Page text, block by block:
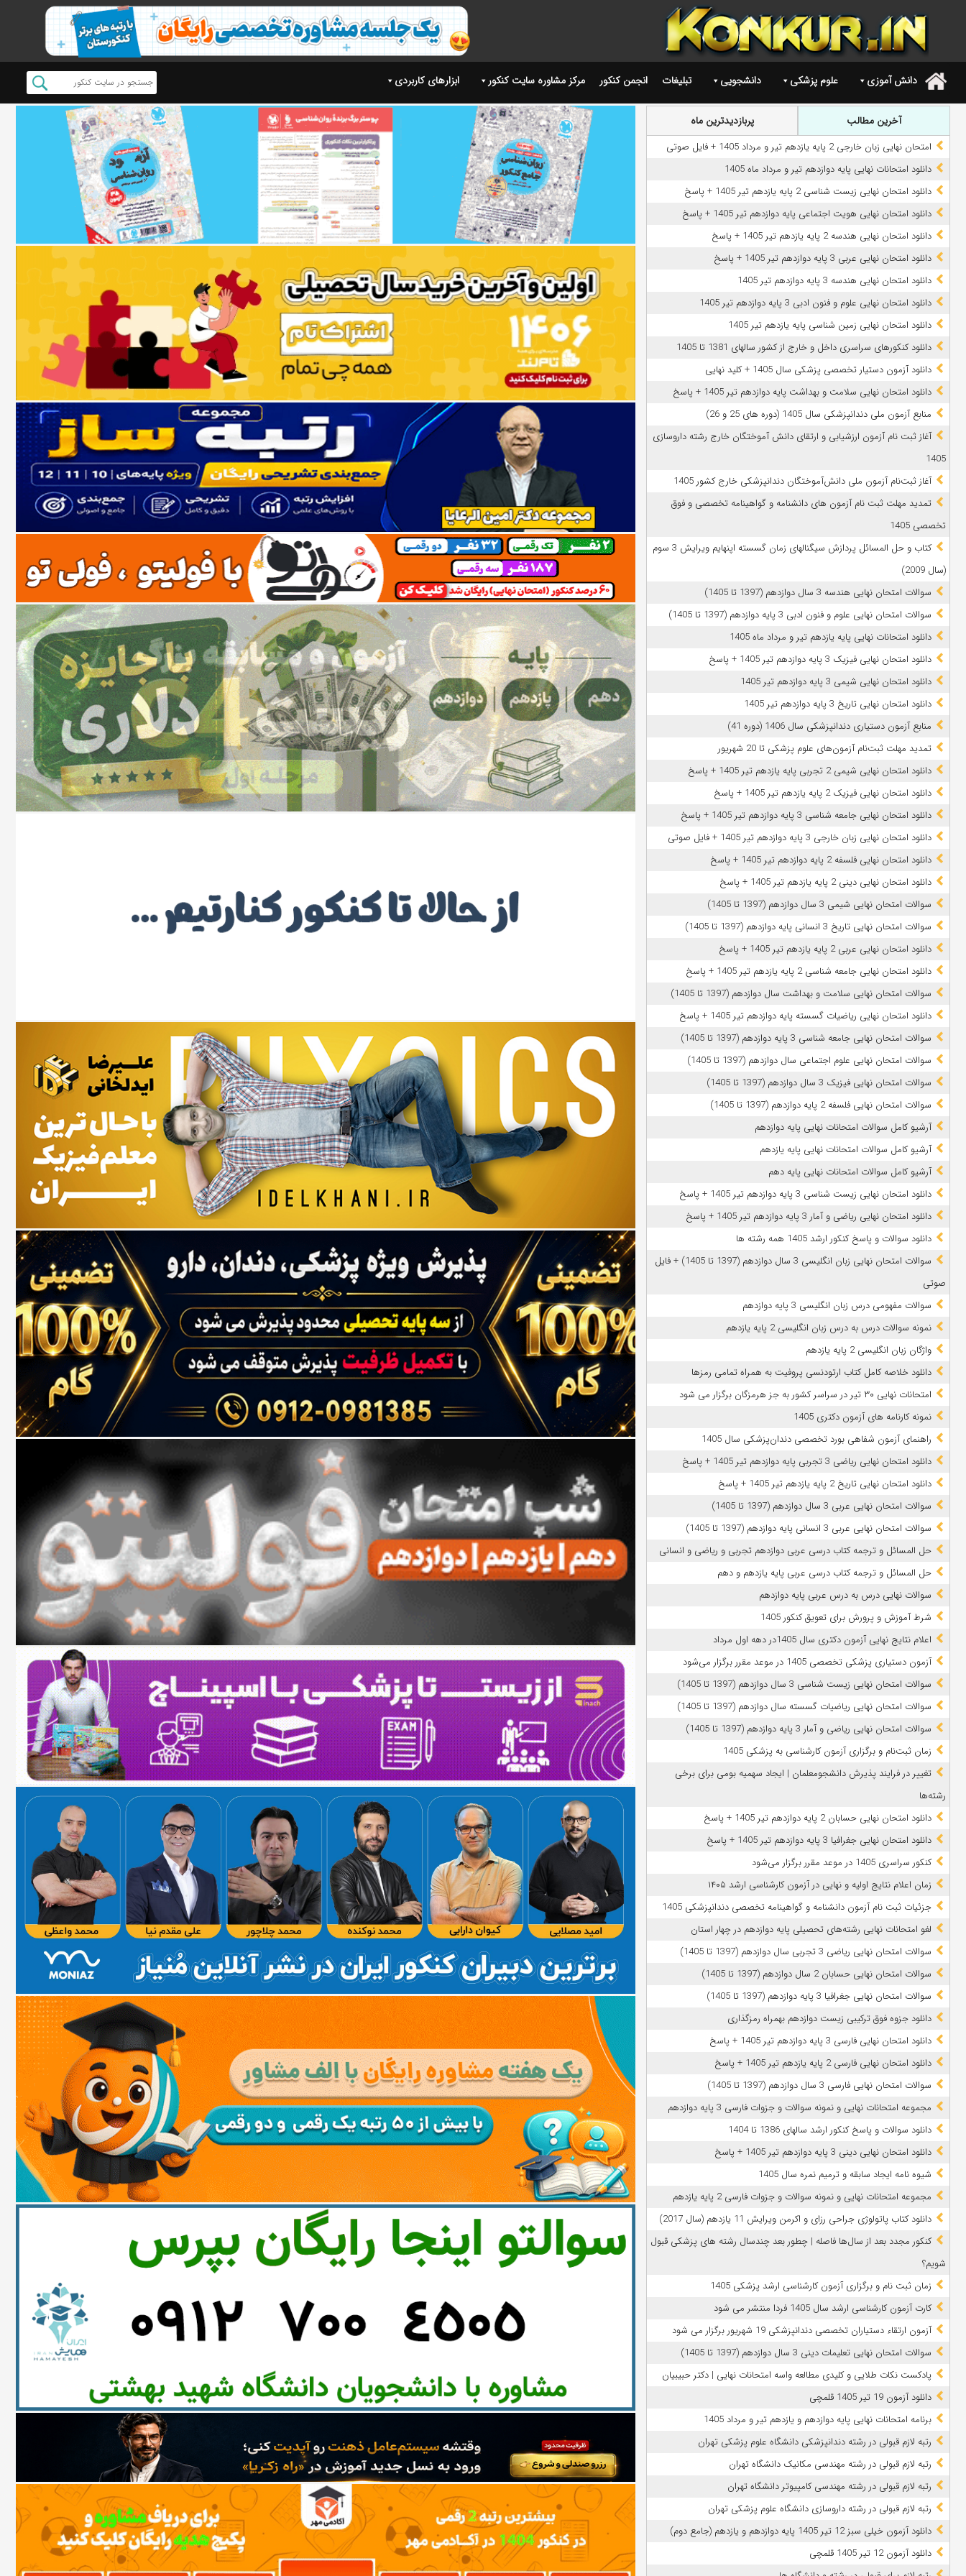
. دانش آموزی علوم پزشکی دانشجویی تبلیغات انجمن کنکور مرکز مشاوره سایت کنکور ابزارهای کاربردی
آخرین مطالب پربازدیدترین ماه
امتحان نهایی زبان خارجی 2 پایه یازدهم تیر و مرداد 1405 + فایل صوتی
دانلود امتحانات نهایی پایه دوازدهم تیر و مرداد ماه 1405
دانلود امتحان نهایی زیست شناسی 2 پایه یازدهم تیر 1405 + پاسخ
دانلود امتحان نهایی هویت اجتماعی پایه دوازدهم تیر 1405 + پاسخ
دانلود امتحان نهایی هندسه 2 پایه یازدهم تیر 1405 + پاسخ
دانلود امتحان نهایی عربی 3 پایه دوازدهم تیر 1405 + پاسخ
دانلود امتحان نهایی هندسه 3 پایه دوازدهم تیر 1405
دانلود امتحان نهایی علوم و فنون ادبی 3 پایه دوازدهم تیر 1405
دانلود امتحان نهایی زمین شناسی پایه یازدهم تیر 1405
دانلود کنکورهای سراسری داخل و خارج از کشور سالهای 1381 تا 1405
دانلود آزمون دستیار تخصصی پزشکی سال 1405 + کلید نهایی
دانلود امتحان نهایی سلامت و بهداشت پایه دوازدهم تیر 1405 + پاسخ
ﻣﻨﺎﺑﻊ آزﻣﻮن ﻣﻠﯽ دندانپزشکی سال 1405 (دوره های 25 و 26)
آغاز ثبت نام آزمون‌ ارزشیابی و ارتقای دانش آموختگان خارج رشته داروسازی
1405
آغاز ثبت‌نام آزمون ملی دانش‌آموختگان دندانپزشکی خارج کشور 1405
تمدید مهلت ثبت نام آزمون های دانشنامه و گواهینامه تخصصی و فوق
تخصصی 1405
کتاب و حل المسائل پردازش سیگنالهای زمان گسسته اپنهایم ویرایش 3 سوم
(سال 2009)
سوالات امتحان نهایی هندسه 3 سال دوازدهم (1397 تا 1405)
سوالات امتحان نهایی علوم و فنون ادبی 3 پایه دوازدهم (1397 تا 1405)
دانلود امتحانات نهایی پایه یازدهم تیر و مرداد ماه 1405
دانلود امتحان نهایی فیزیک 3 پایه دوازدهم تیر 1405 + پاسخ
دانلود امتحان نهایی شیمی 3 پایه دوازدهم تیر 1405
دانلود امتحان نهایی تاریخ 3 پایه دوازدهم تیر 1405
منابع آزمون دستیاری دندانپزشکی سال 1406 (دوره 41)
تمدید مهلت ثبت‌نام آزمون‌های علوم پزشکی تا 20 شهریور
دانلود امتحان نهایی شیمی 2 تجربی پایه یازدهم تیر 1405 + پاسخ
دانلود امتحان نهایی فیزیک 2 پایه یازدهم تیر 1405 + پاسخ
دانلود امتحان نهایی جامعه شناسی 3 پایه دوازدهم تیر 1405 + پاسخ
دانلود امتحان نهایی زبان خارجی 3 پایه دوازدهم تیر 1405 + فایل صوتی
دانلود امتحان نهایی فلسفه 2 پایه دوازدهم تیر 1405 + پاسخ
دانلود امتحان نهایی دینی 2 پایه یازدهم تیر 1405 + پاسخ
سوالات امتحان نهایی شیمی 3 سال دوازدهم (1397 تا 1405)
سوالات امتحان نهایی تاریخ 3 انسانی پایه دوازدهم (1397 تا 1405)
دانلود امتحان نهایی عربی 2 پایه یازدهم تیر 1405 + پاسخ
دانلود امتحان نهایی جامعه شناسی 2 پایه یازدهم تیر 1405 + پاسخ
سوالات امتحان نهایی سلامت و بهداشت سال دوازدهم (1397 تا 1405)
دانلود امتحان نهایی ریاضیات گسسته پایه دوازدهم تیر 1405 + پاسخ
سوالات امتحان نهایی جامعه شناسی 3 پایه دوازدهم (1397 تا 1405)
سوالات امتحان نهایی علوم اجتماعی سال دوازدهم (1397 تا 1405)
سوالات امتحان نهایی فیزیک 3 سال دوازدهم (1397 تا 1405)
سوالات امتحان نهایی فلسفه 2 پایه دوازدهم (1397 تا 1405)
آرشیو کامل سوالات امتحانات نهایی پایه دوازدهم
آرشیو کامل سوالات امتحانات نهایی پایه یازدهم
آرشیو کامل سوالات امتحانات نهایی پایه دهم
دانلود امتحان نهایی زیست شناسی 3 پایه دوازدهم تیر 1405 + پاسخ
دانلود امتحان نهایی ریاضی و آمار 3 پایه دوازدهم تیر 1405 + پاسخ
دانلود سوالات و پاسخ کنکور ارشد 1405 همه رشته ها
سوالات امتحان نهایی زبان انگلیسی 3 سال دوازدهم (1397 تا 1405) + فایل
صوتی
سوالات مفهومی درس زبان انگلیسی 3 پایه دوازدهم
نمونه سوالات درس به درس زبان انگلیسی 2 پایه یازدهم
واژگان زبان انگلیسی 2 پایه یازدهم
دانلود خلاصه کامل کتاب ارتودنسی پروفیت به همراه تمامی رمزها
امتحانات نهایی ۳۰ تیر در سراسر کشور به جز هرمزگان برگزار می شود
نمونه کارنامه های آزمون دکتری 1405
راهنمای آزمون شفاهی بورد تخصصی دندان‌پزشکی سال 1405
دانلود امتحان نهایی ریاضی 3 تجربی پایه دوازدهم تیر 1405 + پاسخ
دانلود امتحان نهایی تاریخ 2 پایه یازدهم تیر 1405 + پاسخ
سوالات امتحان نهایی عربی 3 سال دوازدهم (1397 تا 1405)
سوالات امتحان نهایی عربی 3 انسانی پایه دوازدهم (1397 تا 1405)
حل المسائل و ترجمه کتاب درسی عربی دوازدهم تجربی و ریاضی و انسانی
حل المسائل و ترجمه کتاب درسی عربی پایه یازدهم و دهم
سوالات نهایی درس به درس عربی پایه دوازدهم
شرط آموزش و پرورش برای تعویق کنکور 1405
اعلام نتایج نهایی آزمون دکتری سال 1405در دهه اول مرداد
آزمون دستیاری پزشکی تخصصی 1405 در موعد مقرر برگزار می‌شود
سوالات امتحان نهایی زیست شناسی 3 سال دوازدهم (1397 تا 1405)
سوالات امتحان نهایی ریاضیات گسسته سال دوازدهم (1397 تا 1405)
سوالات امتحان نهایی ریاضی و آمار 3 پایه دوازدهم (1397 تا 1405)
زمان ثبت‌نام و برگزاری آزمون کارشناسی به پزشکی 1405
تغییر در فرایند پذیرش دانشجومعلمان | ایجاد سهمیه بومی برای برخی
رشته‌ها
دانلود امتحان نهایی حسابان 2 پایه دوازدهم تیر 1405 + پاسخ
دانلود امتحان نهایی جغرافیا 3 پایه دوازدهم تیر 1405 + پاسخ
کنکور سراسری 1405 در موعد مقرر برگزار می‌شود
زمان اعلام نتایج اولیه و نهایی در آزمون کارشناسی ارشد ۱۴۰۵
جزئیات ثبت نام آزمون دانشنامه و گواهینامه تخصصی دندانپزشکی 1405
لغو امتحانات نهایی رشته‌های تحصیلی پایه دوازدهم در چهار استان
سوالات امتحان نهایی ریاضی 3 تجربی سال دوازدهم (1397 تا 1405)
سوالات امتحان نهایی حسابان 2 سال دوازدهم (1397 تا 1405)
سوالات امتحان نهایی جغرافیا 3 پایه دوازدهم (1397 تا 1405)
دانلود جزوه فوق ترکیبی زیست دوازدهم بهمراه رمزگذاری
دانلود امتحان نهایی فارسی 3 پایه دوازدهم تیر 1405 + پاسخ
دانلود امتحان نهایی فارسی 2 پایه یازدهم تیر 1405 + پاسخ
سوالات امتحان نهایی فارسی 3 سال دوازدهم (1397 تا 1405)
مجموعه امتحانات نهایی و نمونه سوالات و جزوات فارسی 3 پایه دوازدهم
دانلود سوالات و پاسخ کنکور ارشد سالهای 1386 تا 1404
دانلود امتحان نهایی دینی 3 پایه دوازدهم تیر 1405 + پاسخ
شیوه نامه ایجاد سابقه و ترمیم نمره سال 1405
مجموعه امتحانات نهایی و نمونه سوالات و جزوات فارسی 2 پایه یازدهم
دانلود کتاب پاتولوژی جراحی رزای و اکرمن ویرایش 11 یازدهم (سال 2017)
کنکور مجدد بعد از سال‌ها فاصله | چطور بعد چندسال رشته‌ های پزشکی قبول
شویم؟
زمان ثبت نام و برگزاری آزمون کارشناسی ارشد پزشکی 1405
کارت آزمون کارشناسی ارشد سال 1405 فردا منتشر می شود
آزمون ارتقاء دستیاران تخصصی دندانپزشکی 19 شهریور برگزار می شود
سوالات امتحان نهایی تعلیمات دینی 3 سال دوازدهم (1397 تا 1405)
پادکست نکات طلایی و کلیدی مطالعه واسه امتحانات نهایی | دکتر حبیبیان
دانلود آزمون 19 تیر 1405 قلمچی
برنامه امتحانات نهایی پایه دوازدهم و یازدهم تیر و مرداد 1405
رتبه لازم قبولی در رشته دندانپزشکی دانشگاه علوم پزشکی تهران
رتبه لازم قبولی در رشته مهندسی مکانیک دانشگاه تهران
رتبه لازم قبولی در رشته مهندسی کامپیوتر دانشگاه تهران
رتبه لازم قبولی در رشته داروسازی دانشگاه علوم پزشکی تهران
دانلود آزمون خیلی سبز 12 تیر 1405 پایه دوازدهم و یازدهم (جامع دوم)
دانلود آزمون 12 تیر 1405 قلمچی